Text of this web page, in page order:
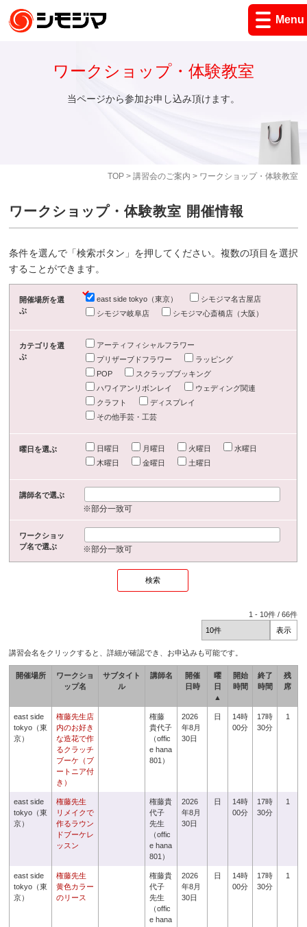
Menu
TOP> 講習会のご案内 > ワークショップ・体験教室
ワークショップ・体験教室
当ページから参加お申し込み頂けます。
ワークショップ・体験教室 開催情報
条件を選んで「検索ボタン」を押してください。複数の項目を選択
することができます。
開催場所を選
ぶ
east side tokyo（東京）
シモジマ名古屋店
シモジマ岐阜店
シモジマ心斎橋店（大阪）
カテゴリを選
ぶ
アーティフィシャルフラワー
プリザーブドフラワー
ラッピング
POP
スクラップブッキング
ハワイアンリボンレイ
ウェディング関連
クラフト
ディスプレイ
その他手芸・工芸
曜日を選ぶ 日曜日 月曜日 火曜日
水曜日
木曜日
金曜日 土曜日
講師名で選ぶ
※部分一致可
ワークショッ
プ名で選ぶ
※部分一致可
1 - 10件 /66件
講習会名をクリックすると、詳細が確認でき、お申込みも可能です。
開催場所
ワークショ
ップ名
サブタイト
ル
講師名
開催
日時
曜
日
▲
開始
時間
終了
時間
残
席
east side
tokyo（東
京）
権藤先生店
内のお好き
な造花で作
るクラッチ
ブーケ（ブ
ートニア付
き）
権藤
貴代子
（offic
e hana
801）
2026
年8月
30日
日
14時
00分
17時
30分
1
east side
tokyo（東
京）
権藤先生
リメイクで
作るラウン
ドブーケレ
ッスン
権藤貴
代子
先生
（offic
e hana
801）
2026
年8月
30日
日
14時
00分
17時
30分
1
east side
tokyo（東
京）
権藤先生
黄色カラー
のリース
権藤貴
代子
先生
（offic
e hana
2026
年8月
30日
日
14時
00分
17時
30分
1